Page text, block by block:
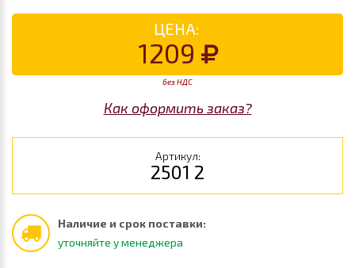
ЦЕНА:
1209
без НДС
Как оформить заказ?
Артикул:
2501 2
Наличие и срок поставки:
уточняйте у менеджера